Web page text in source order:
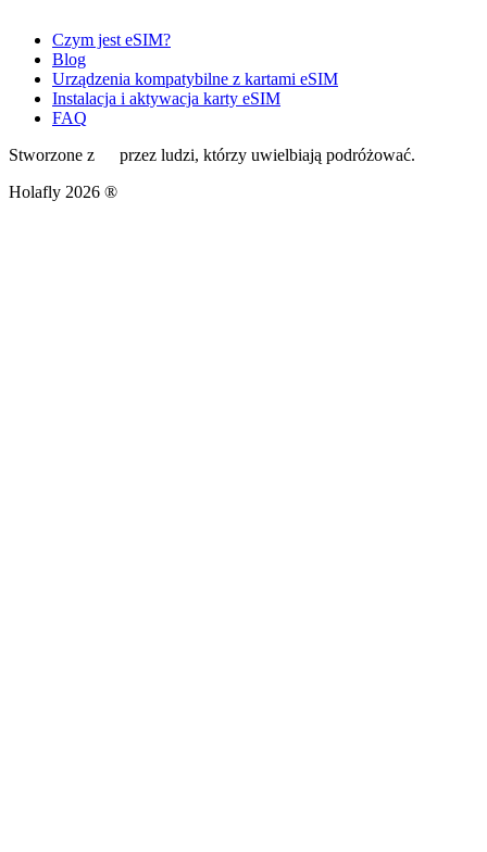
Czym jest eSIM?
Blog
Urządzenia kompatybilne z kartami eSIM
Instalacja i aktywacja karty eSIM
FAQ
Stworzone z
przez ludzi, którzy uwielbiają podróżować.
Holafly 2026 ®